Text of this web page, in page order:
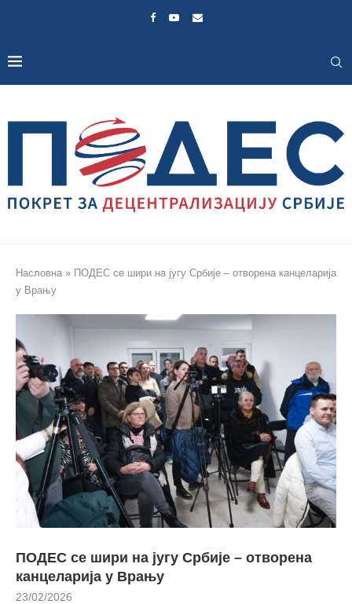
Насловна » ПОДЕС се шири на југу Србије – отворена канцеларија
у Врању
ПОДЕС се шири на југу Србије – отворена
канцеларија у Врању
23/02/2026